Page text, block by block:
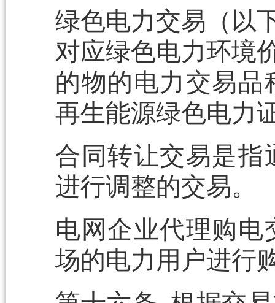
绿色电力交易（以
对应绿色电力环境
的物的电力交易
再生能源绿色电力
合同转让交易是指
进行调整的交易。
电网企业代理购
场的电力用户进行